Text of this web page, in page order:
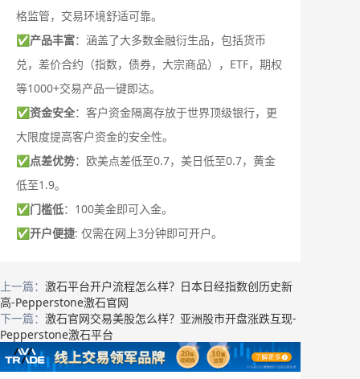
格监管，交易环境舒适可靠。
✅产品丰富：涵盖了大多数金融衍生品，包括货币
兑，差价合约（指数，债券，大宗商品），ETF，期权
等1000+交易产品一键即达。
✅资金安全：客户资金隔离存放于世界顶级银行，更
大限度提高客户资金的安全性。
✅点差优势：欧美点差低至0.7，美日低至0.7，黄金
低至1.9。
✅门槛低：100美金即可入金。
✅开户便捷: 仅需在网上3分钟即可开户。
上一篇： 激石平台开户流程怎么样？日本日经指数创历史新
高-Pepperstone激石官网
下一篇： 激石官网交易美股怎么样？亚洲股市开盘涨跌互现-
Pepperstone激石平台